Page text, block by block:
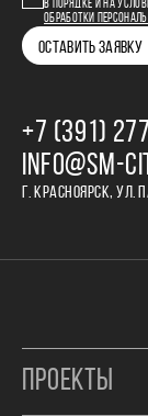
В ПОРЯДКЕ И НА
ОБРАБОТКИ
ОСТАВИТЬ ЗАЯВКУ
+7 (391)
INFO@SM-
Г. КРАСНОЯРСК, УЛ.
ПРОЕКТЫ